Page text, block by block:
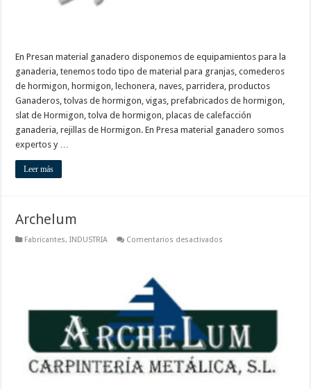
En Presan material ganadero disponemos de equipamientos para la
ganaderia, tenemos todo tipo de material para granjas, comederos
de hormigon, hormigon, lechonera, naves, parridera, productos
Ganaderos, tolvas de hormigon, vigas, prefabricados de hormigon,
slat de Hormigon, tolva de hormigon, placas de calefacción
ganaderia, rejillas de Hormigon. En Presa material ganadero somos
expertos y …
Leer más
Archelum
Fabricantes,INDUSTRIA Comentarios desactivados